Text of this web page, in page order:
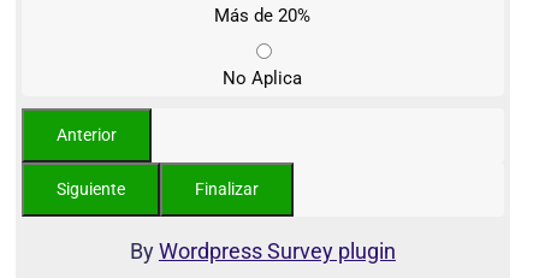
Más de 20%
No Aplica
ByWordpress Survey plugin